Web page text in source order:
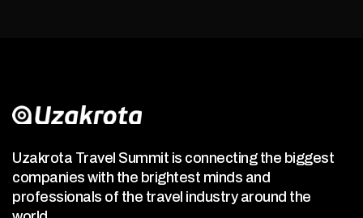
Uzakrota Travel Summit is connecting the biggest
companies with the brightest minds and
professionals of the travel industry around the